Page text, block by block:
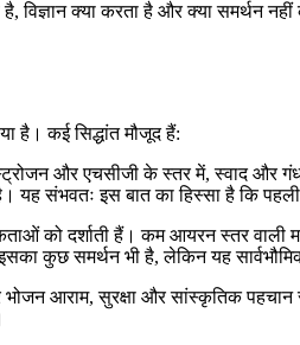
विज्ञान क्या करता है और क्या
है। कई सिद्धांत मौजूद हैं:
और एचसीजी के स्तर में, स्वाद और
इस बात का हिस्सा है कि पहली
को दर्शाती हैं। कम आयरन स्तर वाली
कुछ समर्थन भी है, लेकिन यह
आराम, सुरक्षा और सांस्कृतिक